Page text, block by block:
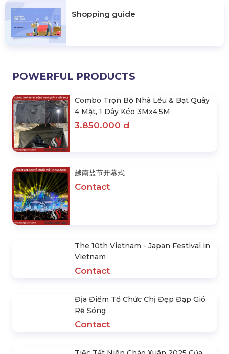
Shopping guide
POWERFUL PRODUCTS
Combo Trọn Bộ Nhà Lều & Bạt Quây
4 Mặt, 1 Dây Kéo 3Mx4,5M
3.850.000 d
越南盐节开幕式
Contact
The 10th Vietnam - Japan Festival in
Vietnam
Contact
Rẽ Sóng